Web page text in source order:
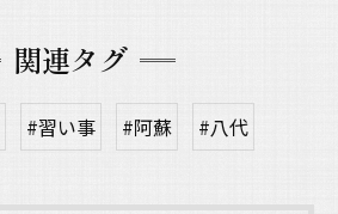
関連タグ
#習い事 #阿蘇 #八代